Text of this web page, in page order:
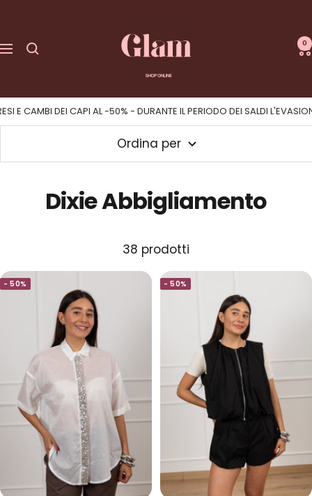
contenuto
Navigazione
|
0
IL PERIODO DEI SALDI L'EVASIONE DEGLI ORDINI AVVIENE IN
Ordina per
Dixie Abbigliamento
38 prodotti
- 50% - 50%